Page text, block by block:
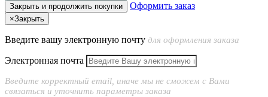
Закрыть и продолжить покупки Оформить заказ
×Закрыть
Введите вашу электронную почту для оформления заказа
Электронная почта
Введите корректный email, иначе мы не сможем с Вами
связаться и уточнить параметры заказа